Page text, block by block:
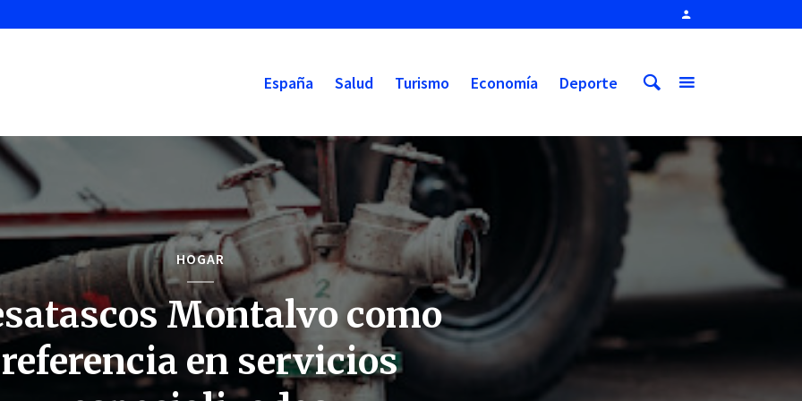
España Salud Turismo Economía Deporte
HOGAR
Montalvo como
referencia en servicios